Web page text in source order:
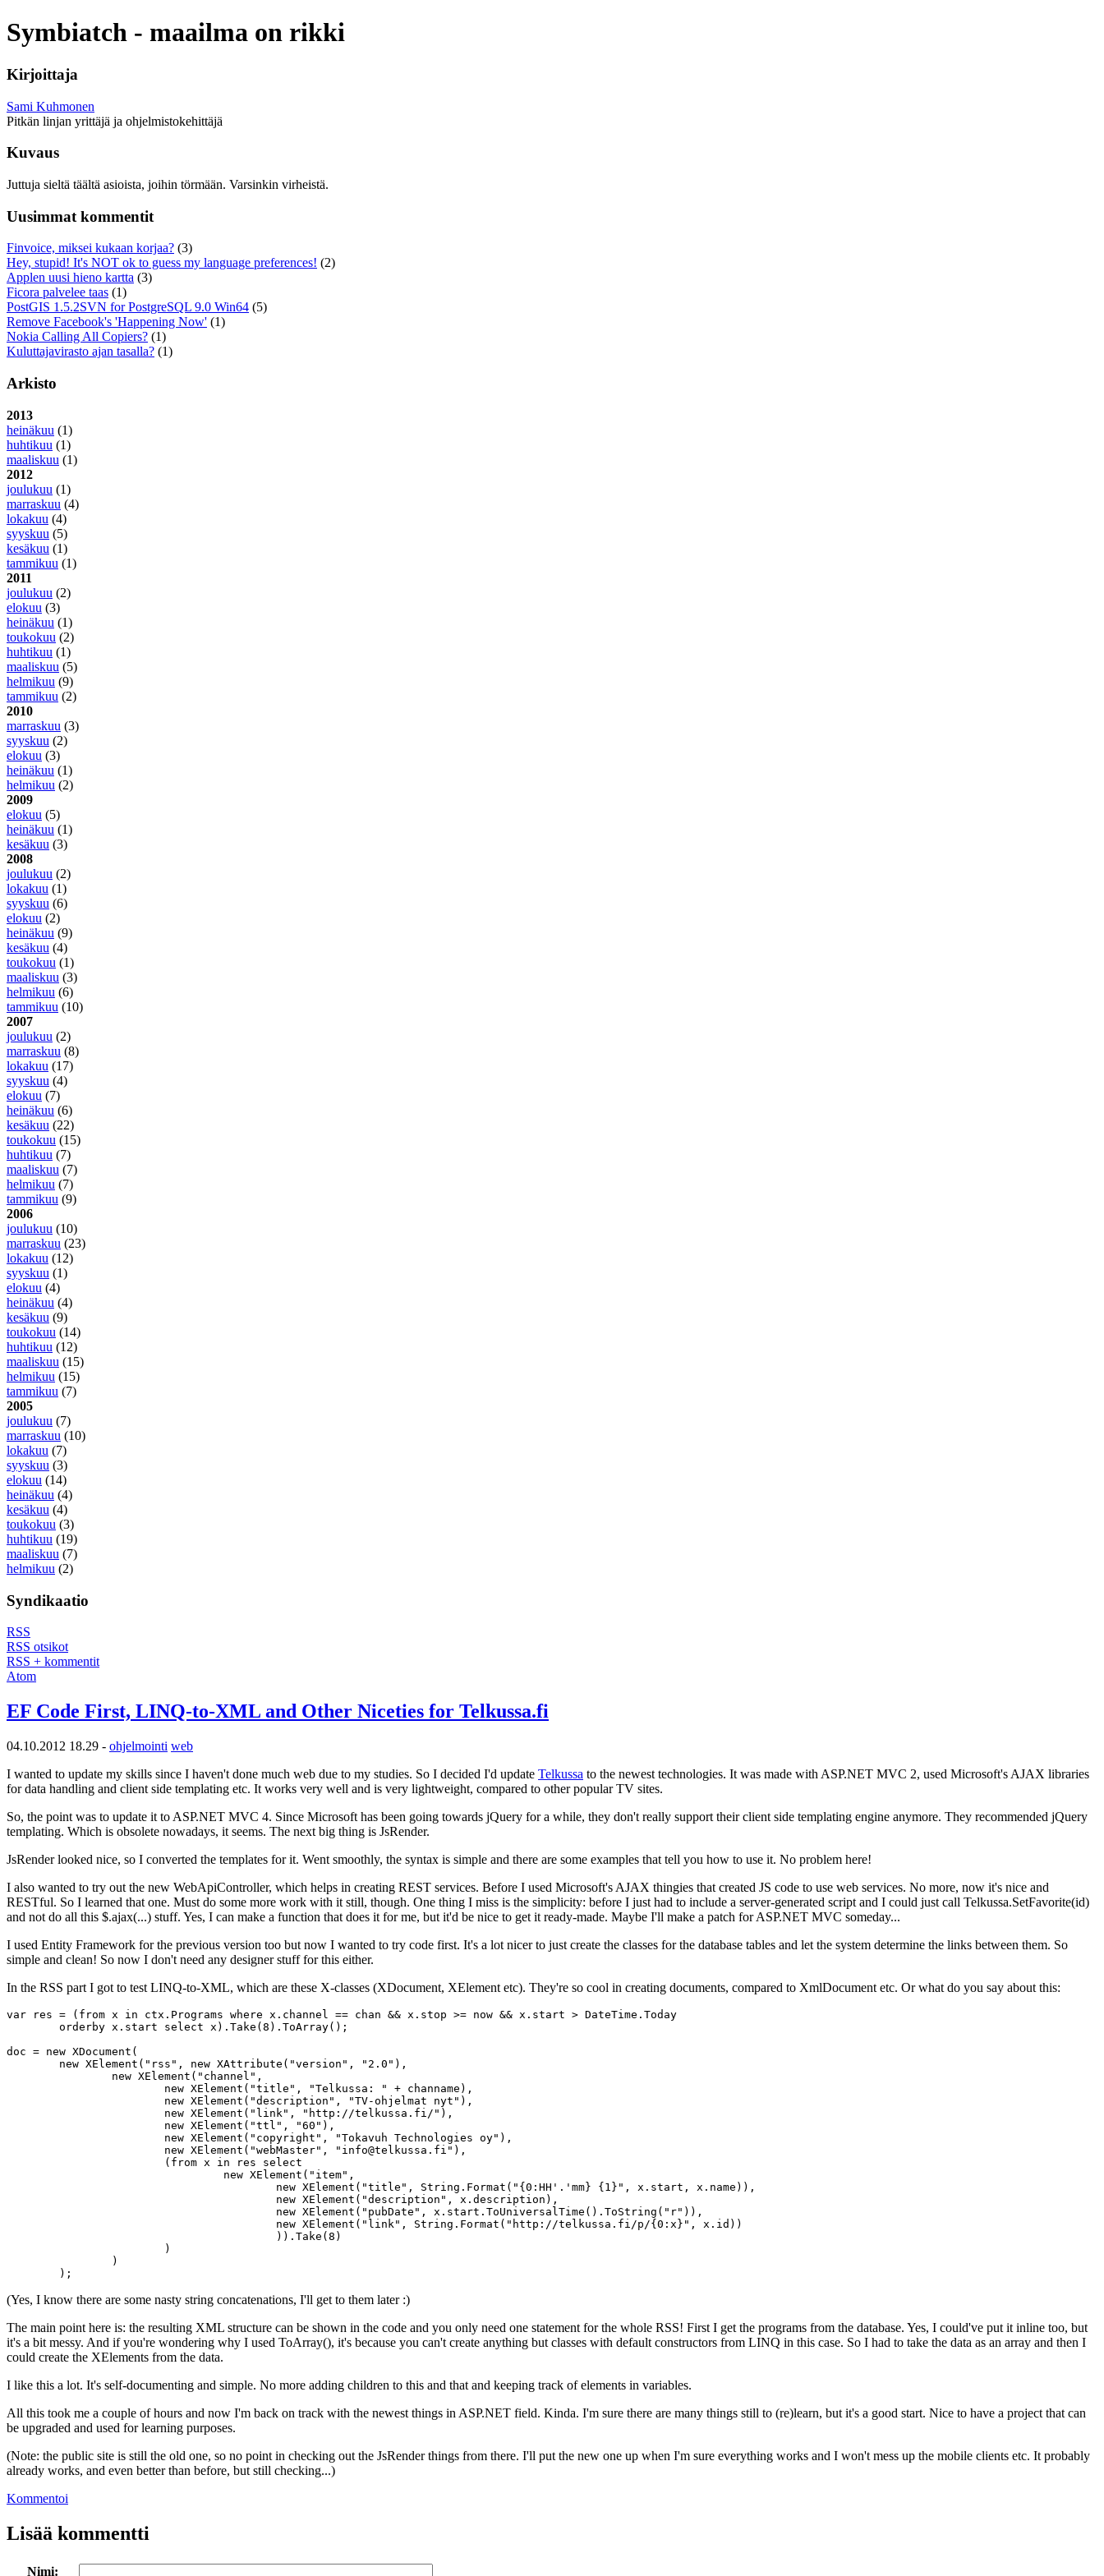
Symbiatch - maailma on rikki
Kirjoittaja
Sami Kuhmonen
Pitkän linjan yrittäjä ja ohjelmistokehittäjä
Kuvaus
Juttuja sieltä täältä asioista, joihin törmään. Varsinkin virheistä.
Uusimmat kommentit
Finvoice, miksei kukaan korjaa? (3)
Hey, stupid! It's NOT ok to guess my language preferences! (2)
Applen uusi hieno kartta (3)
Ficora palvelee taas (1)
PostGIS 1.5.2SVN for PostgreSQL 9.0 Win64 (5)
Remove Facebook's 'Happening Now' (1)
Nokia Calling All Copiers? (1)
Kuluttajavirasto ajan tasalla? (1)
Arkisto
2013
heinäkuu (1)
huhtikuu (1)
maaliskuu (1)
2012
joulukuu (1)
marraskuu (4)
lokakuu (4)
syyskuu (5)
kesäkuu (1)
tammikuu (1)
2011
joulukuu (2)
elokuu (3)
heinäkuu (1)
toukokuu (2)
huhtikuu (1)
maaliskuu (5)
helmikuu (9)
tammikuu (2)
2010
marraskuu (3)
syyskuu (2)
elokuu (3)
heinäkuu (1)
helmikuu (2)
2009
elokuu (5)
heinäkuu (1)
kesäkuu (3)
2008
joulukuu (2)
lokakuu (1)
syyskuu (6)
elokuu (2)
heinäkuu (9)
kesäkuu (4)
toukokuu (1)
maaliskuu (3)
helmikuu (6)
tammikuu (10)
2007
joulukuu (2)
marraskuu (8)
lokakuu (17)
syyskuu (4)
elokuu (7)
heinäkuu (6)
kesäkuu (22)
toukokuu (15)
huhtikuu (7)
maaliskuu (7)
helmikuu (7)
tammikuu (9)
2006
joulukuu (10)
marraskuu (23)
lokakuu (12)
syyskuu (1)
elokuu (4)
heinäkuu (4)
kesäkuu (9)
toukokuu (14)
huhtikuu (12)
maaliskuu (15)
helmikuu (15)
tammikuu (7)
2005
joulukuu (7)
marraskuu (10)
lokakuu (7)
syyskuu (3)
elokuu (14)
heinäkuu (4)
kesäkuu (4)
toukokuu (3)
huhtikuu (19)
maaliskuu (7)
helmikuu (2)
Syndikaatio
RSS
RSS otsikot
RSS + kommentit
Atom
EF Code First, LINQ-to-XML and Other Niceties for Telkussa.fi
04.10.2012 18.29 - ohjelmointi web
I wanted to update my skills since I haven't done much web due to my studies. So I decided I'd update Telkussa to the newest technologies. It was made with ASP.NET MVC 2, used Microsoft's AJAX libraries
for data handling and client side templating etc. It works very well and is very lightweight, compared to other popular TV sites.
So, the point was to update it to ASP.NET MVC 4. Since Microsoft has been going towards jQuery for a while, they don't really support their client side templating engine anymore. They recommended jQuery
templating. Which is obsolete nowadays, it seems. The next big thing is JsRender.
JsRender looked nice, so I converted the templates for it. Went smoothly, the syntax is simple and there are some examples that tell you how to use it. No problem here!
I also wanted to try out the new WebApiController, which helps in creating REST services. Before I used Microsoft's AJAX thingies that created JS code to use web services. No more, now it's nice and
RESTful. So I learned that one. Must do some more work with it still, though. One thing I miss is the simplicity: before I just had to include a server-generated script and I could just call Telkussa.SetFavorite(id)
and not do all this $.ajax(...) stuff. Yes, I can make a function that does it for me, but it'd be nice to get it ready-made. Maybe I'll make a patch for ASP.NET MVC someday...
I used Entity Framework for the previous version too but now I wanted to try code first. It's a lot nicer to just create the classes for the database tables and let the system determine the links between them. So
simple and clean! So now I don't need any designer stuff for this either.
In the RSS part I got to test LINQ-to-XML, which are these X-classes (XDocument, XElement etc). They're so cool in creating documents, compared to XmlDocument etc. Or what do you say about this:
var res = (from x in ctx.Programs where x.channel == chan && x.stop >= now && x.start > DateTime.Today
doc = new XDocument(
(Yes, I know there are some nasty string concatenations, I'll get to them later :)
The main point here is: the resulting XML structure can be shown in the code and you only need one statement for the whole RSS! First I get the programs from the database. Yes, I could've put it inline too, but
it's a bit messy. And if you're wondering why I used ToArray(), it's because you can't create anything but classes with default constructors from LINQ in this case. So I had to take the data as an array and then I
could create the XElements from the data.
I like this a lot. It's self-documenting and simple. No more adding children to this and that and keeping track of elements in variables.
All this took me a couple of hours and now I'm back on track with the newest things in ASP.NET field. Kinda. I'm sure there are many things still to (re)learn, but it's a good start. Nice to have a project that can
be upgraded and used for learning purposes.
(Note: the public site is still the old one, so no point in checking out the JsRender things from there. I'll put the new one up when I'm sure everything works and I won't mess up the mobile clients etc. It probably
already works, and even better than before, but still checking...)
Kommentoi
Lisää kommentti
Nimi: